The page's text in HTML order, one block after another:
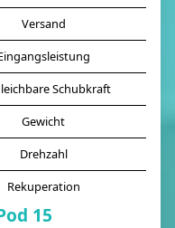
Versand
Schubkraft
Gewicht
Drehzahl
Rekuperation
15